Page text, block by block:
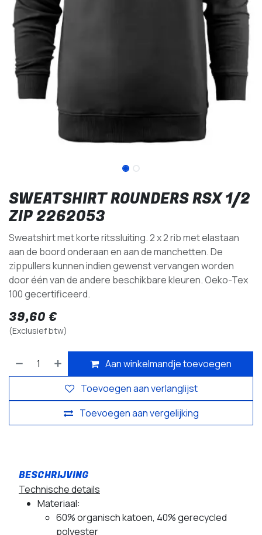
SWEATSHIRT ROUNDERS RSX 1/2
ZIP 2262053
Sweatshirt met korte ritssluiting. 2 x 2 rib met elastaan
aan de boord onderaan en aan de manchetten. De
zippullers kunnen indien gewenst vervangen worden
door één van de andere beschikbare kleuren. Oeko-Tex
100 gecertificeerd.
39,60 €
(Exclusief btw)
Aan winkelmandje toevoegen
Toevoegen aan vergelijking
Toevoegen aan verlanglijst
Technische details
Materiaal:
60% organisch katoen, 40% gerecycled
polyester